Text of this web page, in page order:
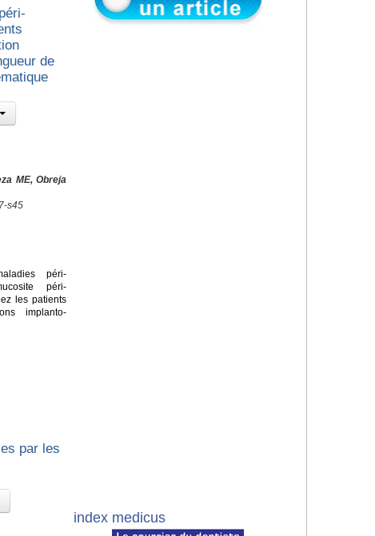
de
ME, Obreja
s45
péri-
péri-
les patients
implanto-
par les
index medicus